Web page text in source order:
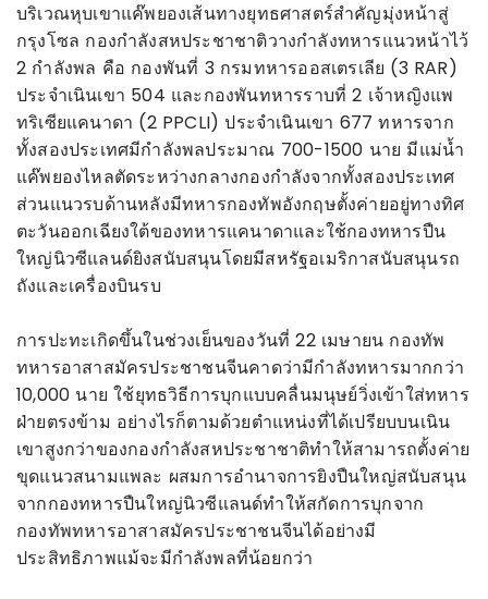
บริเวณหุบเขาแค๊พยองเส้นทางยุทธศาสตร์สำคัญมุ่งหน้าสู่
กรุงโซล กองกำลังสหประชาชาติวางกำลังทหารแนวหน้าไว้
2 กำลังพล คือ กองพันที่ 3 กรมทหารออสเตรเลีย (3 RAR)
ประจำเนินเขา 504 และกองพันทหารราบที่ 2 เจ้าหญิงแพ
ทริเซียแคนาดา (2 PPCLI) ประจำเนินเขา 677 ทหารจาก
ทั้งสองประเทศมีกำลังพลประมาณ 700-1500 นาย มีแม่น้ำ
แค๊พยองไหลตัดระหว่างกลางกองกำลังจากทั้งสองประเทศ
ส่วนแนวรบด้านหลังมีทหารกองทัพอังกฤษตั้งค่ายอยู่ทางทิศ
ตะวันออกเฉียงใต้ของทหารแคนาดาและใช้กองทหารปืน
ใหญ่นิวซีแลนด์ยิงสนับสนุนโดยมีสหรัฐอเมริกาสนับสนุนรถ
ถังและเครื่องบินรบ
การปะทะเกิดขึ้นในช่วงเย็นของวันที่ 22 เมษายน กองทัพ
ทหารอาสาสมัครประชาชนจีนคาดว่ามีกำลังทหารมากกว่า
10,000 นาย ใช้ยุทธวิธีการบุกแบบคลื่นมนุษย์วิ่งเข้าใส่ทหาร
ฝ่ายตรงข้าม อย่างไรก็ตามด้วยตำแหน่งที่ได้เปรียบบนเนิน
เขาสูงกว่าของกองกำลังสหประชาชาติทำให้สามารถตั้งค่าย
ขุดแนวสนามแพละ ผสมการอำนาจการยิงปืนใหญ่สนับสนุน
จากกองทหารปืนใหญ่นิวซีแลนด์ทำให้สกัดการบุกจาก
กองทัพทหารอาสาสมัครประชาชนจีนได้อย่างมี
ประสิทธิภาพแม้จะมีกำลังพลที่น้อยกว่า